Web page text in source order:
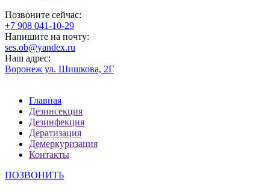
Позвоните сейчас:
‪+7 908 041-10-29
Напишите на почту:
ses.ob@yandex.ru
Наш адрес:
Воронеж ул. Шишкова, 2Г
Главная
Дезинсекция
Дезинфекция
Дератизация
Демеркуризация
Контакты
ПОЗВОНИТЬ